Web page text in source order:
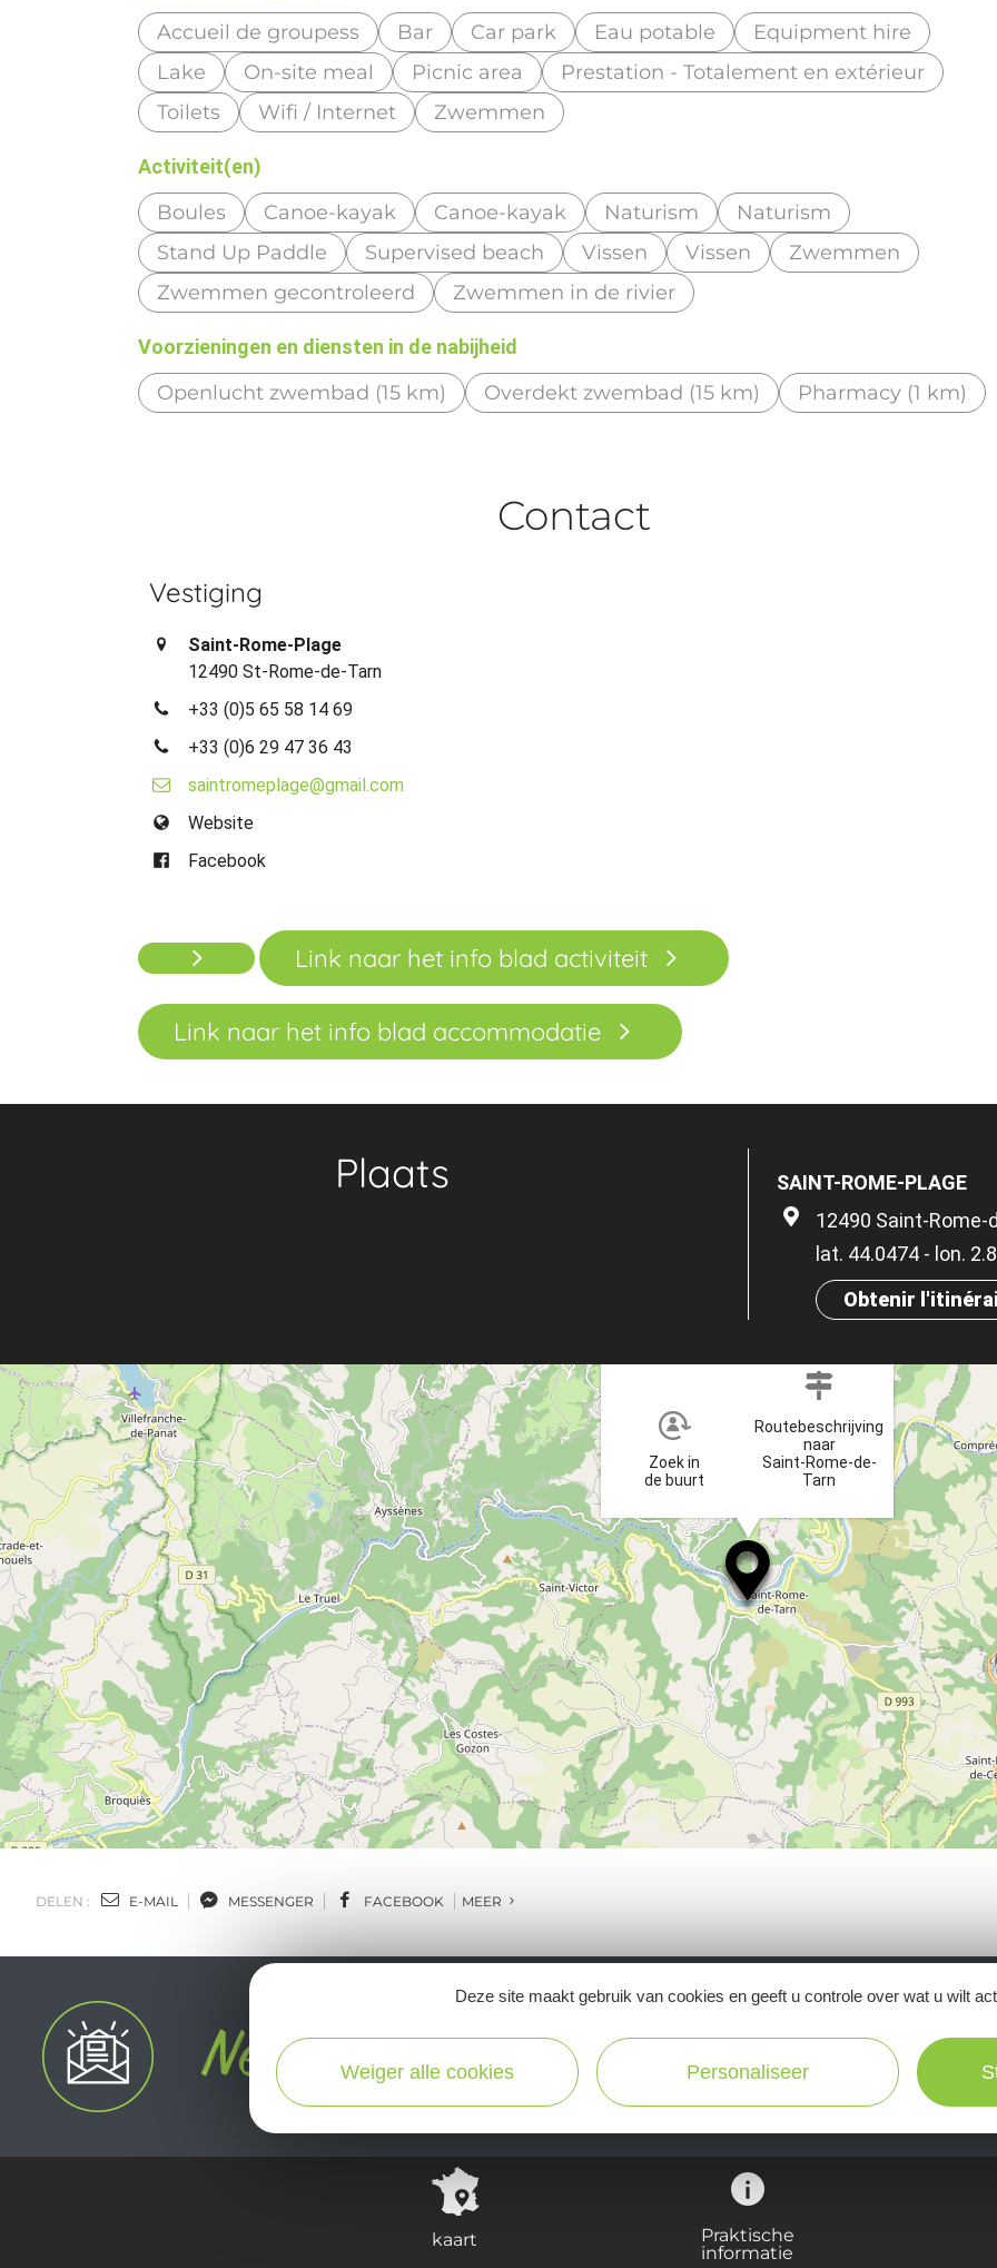
Accueil de groupess Bar Car park Eau potable
Equipment hire
Lake
On-site meal Picnic area
Prestation - Totalement en extérieur
Toilets
Wifi / Internet Zwemmen
Activiteit(en)
Boules Canoe-kayak Canoe-kayak Naturism
Naturism
Stand Up Paddle
Supervised beach Vissen Vissen
Zwemmen
Zwemmen gecontroleerd
Zwemmen in de rivier
Voorzieningen en diensten in de nabijheid
Openlucht zwembad (15 km) Overdekt zwembad (15 km) Pharmacy (1 km)
Contact
Vestiging
Saint-Rome-Plage
12490 St-Rome-de-Tarn
+33 (0)5 65 58 14 69
+33 (0)6 29 47 36 43
saintromeplage@gmail.com
Website
Facebook
Link naar het info blad activiteit
Link naar het info blad accommodatie
Plaats
SAINT-ROME-PLAGE
12490 Saint-Rome-
lat. 44.0474 - lon.
Obtenir
Zoek in
de buurt
Routebeschrijving
naar
Saint-Rome-de-
Tarn
DELEN : E-MAIL MESSENGER FACEBOOK MEER
Ne manquez pas notre newsletter mensuelle
inspirer pour profiter pleinement de votre
kaart
Praktische
informatie
Deze site maakt gebruik van cookies en geeft u controle over wat u wilt
Weiger alle cookies Personaliseer